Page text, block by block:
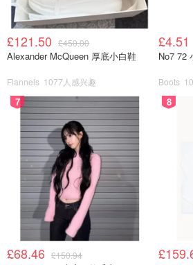
他说：“在你们下方的月球上，有一
祷它能提醒你们，全美国乃至全世界
你们，感谢地面团队，在阿波罗计划
£121.50 £450.00
Alexander McQueen 厚底小白鞋
Flannels 1077人感兴趣
£4.51
Boots
7
£68.46 £150.94
8